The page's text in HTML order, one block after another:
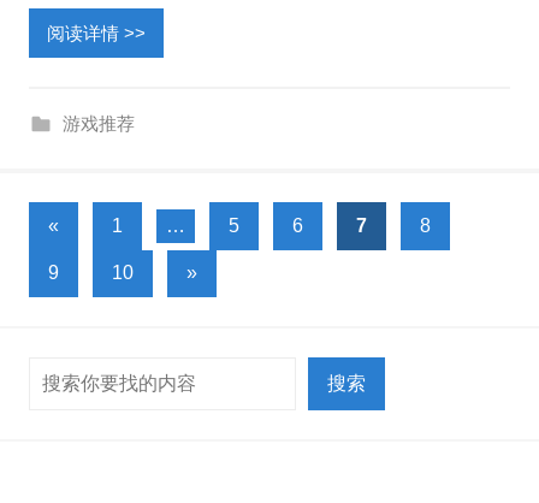
阅读详情 >>
游戏推荐
文
章
分
« 1 … 5 6 7 8
9 10
下
文
»
搜索
搜索